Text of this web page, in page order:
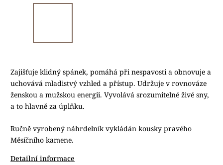
Zajišťuje klidný spánek, pomáhá při nespavosti a obnovuje a
uchovává mladistvý vzhled a přístup. Udržuje v rovnováze
ženskou a mužskou energii. Vyvolává srozumitelné živé sny,
a to hlavně za úplňku.
Ručně vyrobený náhrdelník vykládán kousky pravého
Měsíčního kamene.
Detailní informace